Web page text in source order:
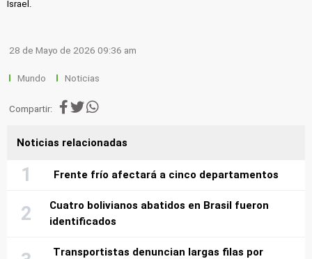
Israel.
28 de Mayo de 2026 09:36 am
Mundo Noticias
Compartir:
Noticias relacionadas
Frente frío afectará a cinco departamentos
Cuatro bolivianos abatidos en Brasil fueron
identificados
Transportistas denuncian largas filas por